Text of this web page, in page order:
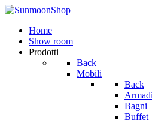
Home
Show room
Prodotti
Back
Mobili
Back
Armadi
Bagni
Buffet